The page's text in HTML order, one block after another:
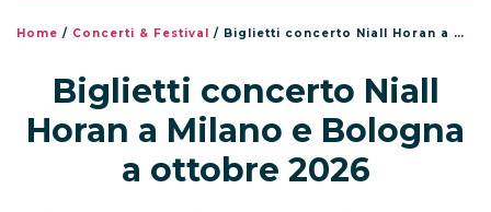
Home / Concerti & Festival / Biglietti concerto Niall Horan a Milano e Bologna a ottobre 2026
Biglietti concerto Niall
Horan a Milano e Bologna
a ottobre 2026